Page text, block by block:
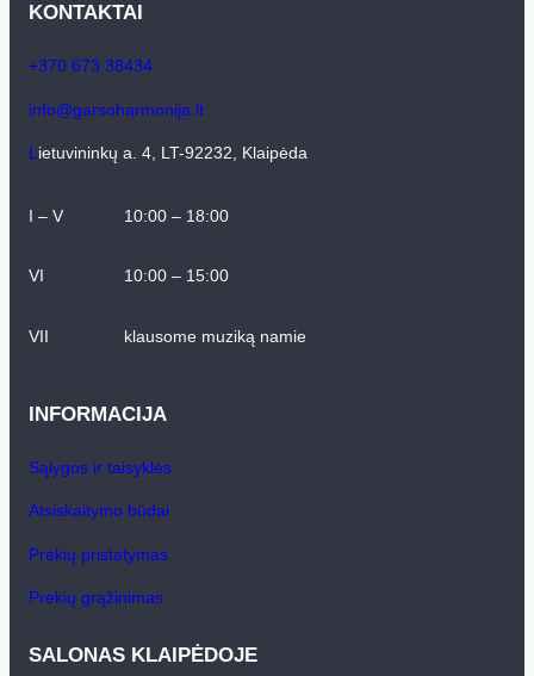
KONTAKTAI
+370 673 38434
info@garsoharmonija.lt
Lietuvininkų a. 4, LT-92232, Klaipėda
I – V 10:00 – 18:00
VI 10:00 – 15:00
VII klausome muziką namie
INFORMACIJA
Sąlygos ir taisyklės
Atsiskaitymo būdai
Prekių pristatymas
Prekių grąžinimas
SALONAS KLAIPĖDOJE